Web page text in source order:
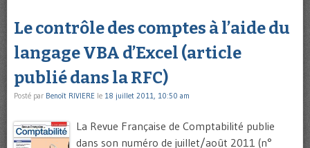
Le contrôle des comptes à l’aide du
langage VBA d’Excel (article
publié dans la RFC)
Posté par Benoît RIVIERE le 18 juillet 2011, 10:50 am
La Revue Française de Comptabilité publie
dans son numéro de juillet/août 2011 (n°